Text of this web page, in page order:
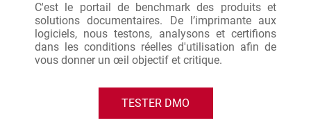
C'est le portail de benchmark des produits et
solutions documentaires. De l’imprimante aux
logiciels, nous testons, analysons et certifions
dans les conditions réelles d'utilisation afin de
vous donner un œil objectif et critique.
TESTER DMO